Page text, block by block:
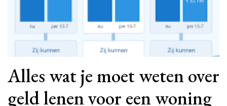
Alles wat je moet weten over
geld lenen voor een woning